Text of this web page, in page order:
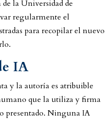
la Universidad de
regularmente el
para recopilar el nuevo
IA
y la autoría es atribuible
que la utiliza y firma
presentado. Ninguna IA